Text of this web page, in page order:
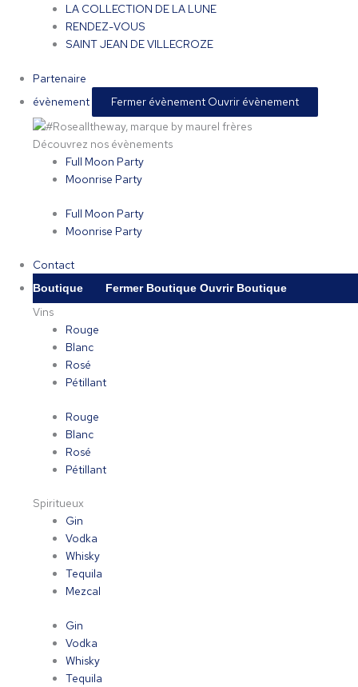
LA COLLECTION DE LA LUNE
RENDEZ-VOUS
SAINT JEAN DE VILLECROZE
Partenaire
évènement
Fermer évènement Ouvrir évènement
Découvrez nos évènements
Full Moon Party
Moonrise Party
Full Moon Party
Moonrise Party
Contact
Boutique Fermer Boutique Ouvrir Boutique
Vins
Rouge
Blanc
Rosé
Pétillant
Rouge
Blanc
Rosé
Pétillant
Spiritueux
Gin
Vodka
Whisky
Tequila
Mezcal
Gin
Vodka
Whisky
Tequila